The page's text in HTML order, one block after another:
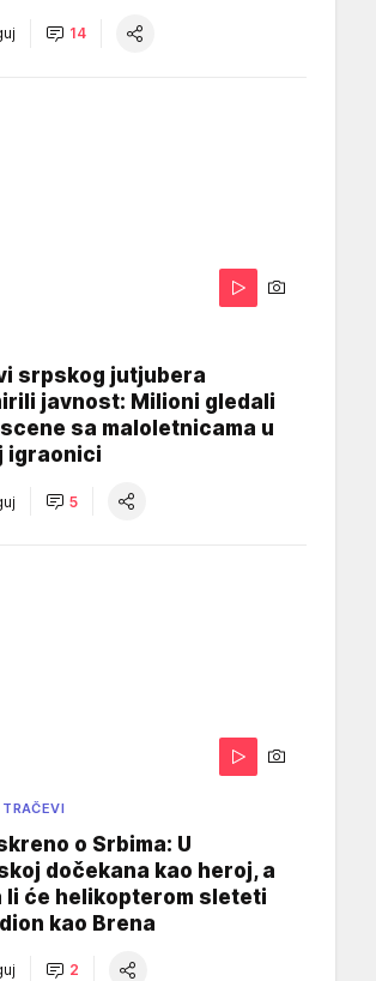
14
srpskog jutjubera
javnost: Milioni gledali
sa maloletnicama u
igraonici
5
o Srbima: U
dočekana kao heroj, a
li će helikopterom sleteti
kao Brena
2